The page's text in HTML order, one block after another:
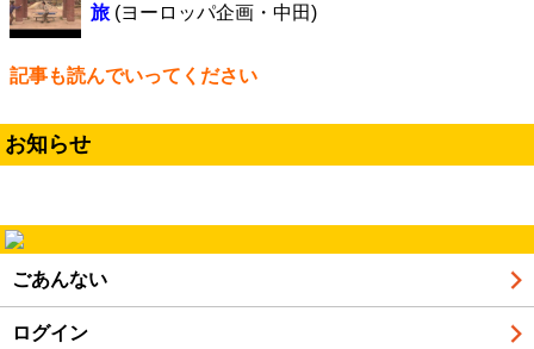
旅 (ヨーロッパ企画・中田)
記事も読んでいってください
お知らせ
ごあんない
ログイン